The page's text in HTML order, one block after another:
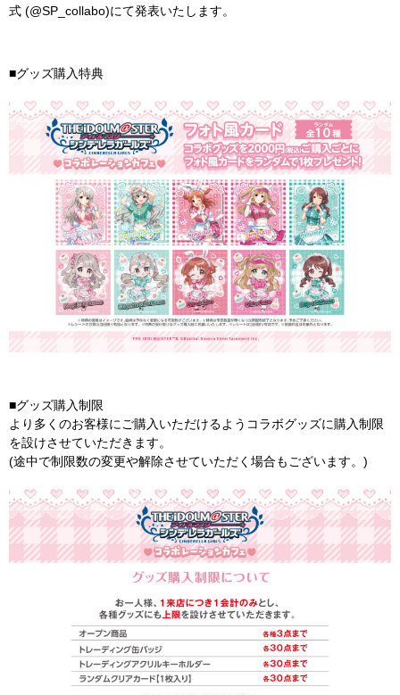
式 (@SP_collabo)にて発表いたします。
■グッズ購入特典
■グッズ購入制限
より多くのお客様にご購入いただけるようコラボグッズに購入制限
を設けさせていただきます。
(途中で制限数の変更や解除させていただく場合もございます。)